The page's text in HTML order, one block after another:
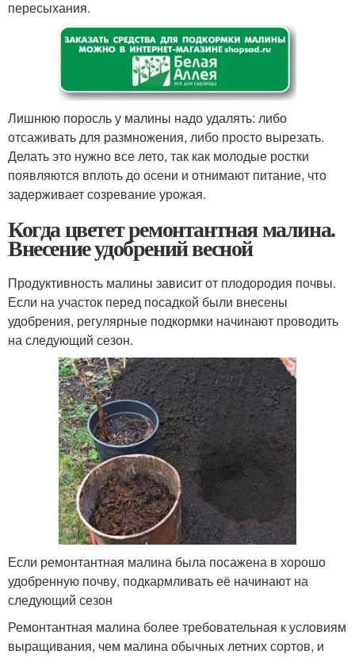
пересыхания.
Лишнюю поросль у малины надо удалять: либо
отсаживать для размножения, либо просто вырезать.
Делать это нужно все лето, так как молодые ростки
появляются вплоть до осени и отнимают питание, что
задерживает созревание урожая.
Когда цветет ремонтантная малина.
Внесение удобрений весной
Продуктивность малины зависит от плодородия почвы.
Если на участок перед посадкой были внесены
удобрения, регулярные подкормки начинают проводить
на следующий сезон.
Если ремонтантная малина была посажена в хорошо
удобренную почву, подкармливать её начинают на
следующий сезон
Ремонтантная малина более требовательная к условиям
выращивания, чем малина обычных летних сортов, и